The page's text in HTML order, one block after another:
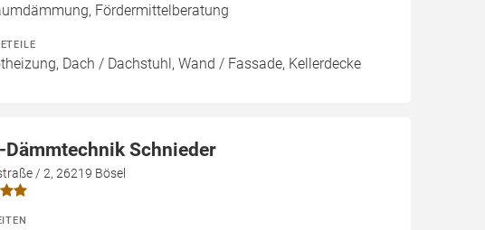
Fördermittelberatung
Dach / Dachstuhl, Wand / Fassade, Kellerdecke
Dämmtechnik Schnieder
/ 2, 26219 Bösel